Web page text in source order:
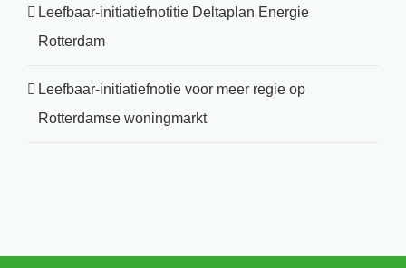
Leefbaar-initiatiefnotitie Deltaplan Energie
Rotterdam
Leefbaar-initiatiefnotie voor meer regie op
Rotterdamse woningmarkt